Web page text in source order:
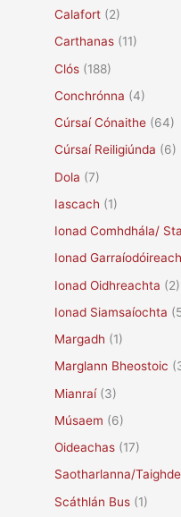
Calafort (2)
Carthanas (11)
Clós (188)
Conchrónna (4)
Cúrsaí Cónaithe (64)
Cúrsaí Reiligiúnda (6)
Dola (7)
Iascach (1)
Ionad Comhdhála/
Ionad
Ionad Oidhreachta (2)
Ionad Siamsaíochta
Margadh (1)
Marglann Bheostoic
Mianraí(3)
Músaem (6)
Oideachas (17)
Saotharlanna/Taighde
Scáthlán Bus (1)